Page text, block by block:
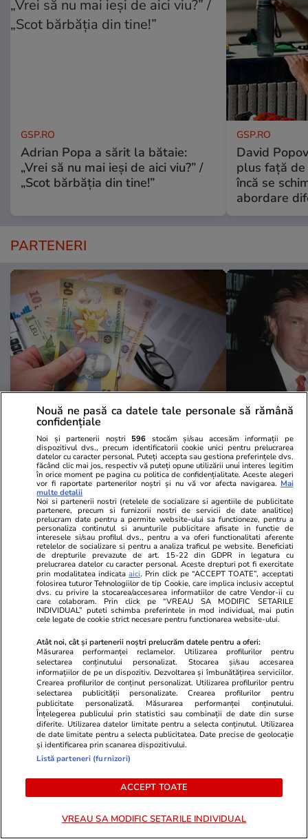
GSP.RO
Adrian Popa a sărit la bătaie:
„Vrei să nu mai ieși de aici viu?” /
„Scot bărbăția din tine!”
GSP.RO
David
plus față de
încă se
abordare
PARTENERI
Libertateapentrufemei.ro
Atenție! Poți primi bani de la stat
dacă-ți îngrijești părinții, bunicii
sau pe cineva vârstnic din familie.
Acum s-a decis! Cum trebuie să
procedezi
Dieta
oricine!
urmează
specialiști!
fiecare zi și
acestui stil
ȘTIRI ROMÂNIA
Exclusiv
29 iul.
Diana Buzoianu acuză că
încearcă în zadar să intre în
audiență la procuroarea
generală a României: „Am
rămas șocată!”
Politică 29 iul.
Rareș Bogdan, despre mutările
lui Ilie Bolojan: deciziile lui sunt
oameni. „El nu știe politică”
Nouă ne pasă ca datele tale personale să rămână
confidențiale
Noi și partenerii noștri 596 stocăm și/sau accesăm informații pe
dispozitivul dvs., precum identificatorii cookie unici pentru prelucrarea
datelor cu caracter personal. Puteți accepta sau gestiona preferințele dvs.
făcând clic mai jos, respectiv vă puteți opune utilizării unui interes legitim
în orice moment pe pagina cu politica de confidențialitate. Aceste alegeri
vor fi raportate partenerilor noștri și nu vă vor afecta navigarea. Mai
multe detalii
Noi si partenerii nostri (retelele de socializare si agentiile de publicitate
partenere, precum si furnizorii nostri de servicii de date analitice)
prelucram date pentru a permite website-ului sa functioneze, pentru a
personaliza continutul si anunturile publicitare afisate in functie de
interesele si/sau profilul dvs., pentru a va oferi functionalitati aferente
retelelor de socializare si pentru a analiza traficul pe website. Beneficiati
de drepturile prevazute de art. 15-22 din GDPR in legatura cu
prelucrarea datelor cu caracter personal. Aceste drepturi pot fi exercitate
prin modalitatea indicataaici. Prin click pe “ACCEPT TOATE”, acceptati
folosirea tuturor Tehnologiilor de tip Cookie, care implica inclusiv acceptul
dvs. cu privire la stocarea/accesarea informatiilor de catre Vendor-ii cu
care colaboram. Prin click pe “VREAU SA MODIFIC SETARILE
INDIVIDUAL” puteti schimba preferintele in mod individual, mai putin
cele legate de cookie strict necesare pentru functionarea website-ului.
Atât noi, cât și partenerii noștri prelucrăm datele pentru a oferi:
Măsurarea performanței reclamelor. Utilizarea profilurilor pentru
selectarea conținutului personalizat. Stocarea și/sau accesarea
informațiilor de pe un dispozitiv. Dezvoltarea și îmbunătățirea serviciilor.
Crearea profilurilor de conținut personalizat. Utilizarea profilurilor pentru
selectarea publicității personalizate. Crearea profilurilor pentru
publicitate personalizată. Măsurarea performanței conținutului.
Înțelegerea publicului prin statistici sau combinații de date din surse
diferite. Utilizarea datelor limitate pentru a selecta conținutul. Utilizarea
de date limitate pentru a selecta publicitatea. Date precise de geolocație
și identificarea prin scanarea dispozitivului.
Listă parteneri (furnizori)
ACCEPT TOATE
VREAU SA MODIFIC SETARILE INDIVIDUAL